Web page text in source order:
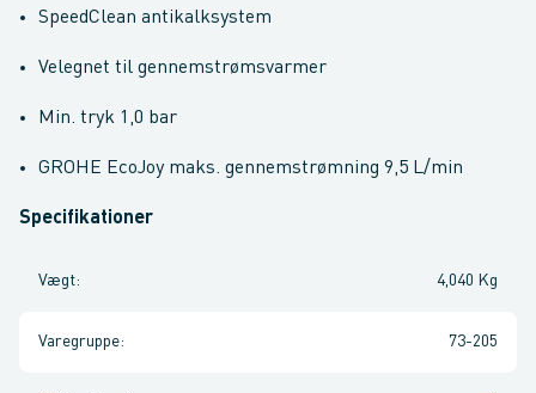
SpeedClean antikalksystem
Velegnet til gennemstrømsvarmer
Min. tryk 1,0 bar
GROHE EcoJoy maks. gennemstrømning 9,5 L/min
Specifikationer
Vægt: 4,040 Kg
Varegruppe: 73-205